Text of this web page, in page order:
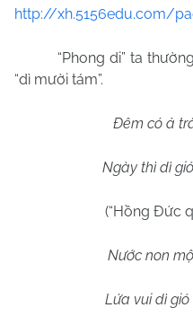
http://xh.5156edu.com/
“Phong di” ta
“dì mười tám”.
Đêm có ả
Ngày thì dì
(“Hồng Đức
Nước non
Lứa vui dì